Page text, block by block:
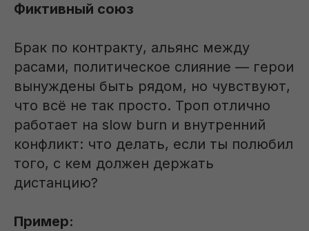
Фиктивный союз
Брак по контракту, альянс между
расами, политическое слияние — герои
вынуждены быть рядом, но чувствуют,
что всё не так просто. Троп отлично
работает на slow burn и внутренний
конфликт: что делать, если ты полюбил
того, с кем должен держать
дистанцию?
Пример: